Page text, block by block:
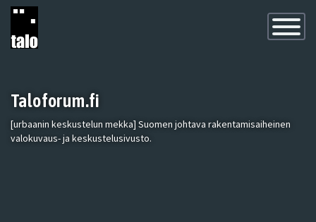
Toggle
Taloforum.fi
[urbaanin keskustelun mekka] Suomen johtava rakentamisaiheinen
valokuvaus- ja keskustelusivusto.